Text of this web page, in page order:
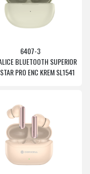
6407-3
BLUETOOTH SUPERIOR
PRO ENC KREM SL1541